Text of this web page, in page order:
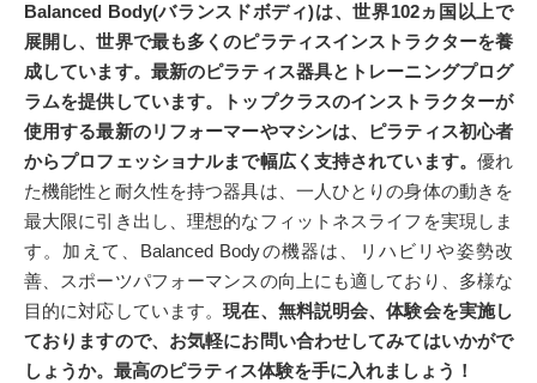
Balanced Body(バランスドボディ)は、世界102ヵ国以上で
展開し、世界で最も多くのピラティスインストラクターを養
成しています。最新のピラティス器具とトレーニングプログ
ラムを提供しています。トップクラスのインストラクターが
使用する最新のリフォーマーやマシンは、ピラティス初心者
からプロフェッショナルまで幅広く支持されています。 優れ
た機能性と耐久性を持つ器具は、一人ひとりの身体の動きを
最大限に引き出し、理想的なフィットネスライフを実現しま
す。加えて、Balanced Bodyの機器は、リハビリや姿勢改
善、スポーツパフォーマンスの向上にも適しており、多様な
目的に対応しています。現在、無料説明会、体験会を実施し
ておりますので、お気軽にお問い合わせしてみてはいかがで
しょうか。最高のピラティス体験を手に入れましょう！